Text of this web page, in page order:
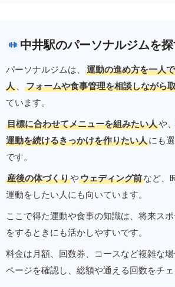
中井駅のパーソナルジムを
パーソナルジムは、
運動の進め方を一人
人 、 フォームや食事管理を相談しながら
ています。
目標に合わせてメニューを組みたい人や、
運動を続けるきっかけを作りたい人にも
です。
産後の体づくりやウェディング前など、
運動をしたい人にも向いています。
ここで得た運動や食事の知識は、将来ス
をするときにも活かしやすいです。
料金は月額、回数券、コースなど複雑な
ページを確認し、総額や通える回数をチェ